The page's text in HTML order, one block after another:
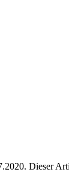
Dieser